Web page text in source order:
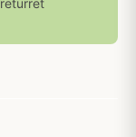
returret